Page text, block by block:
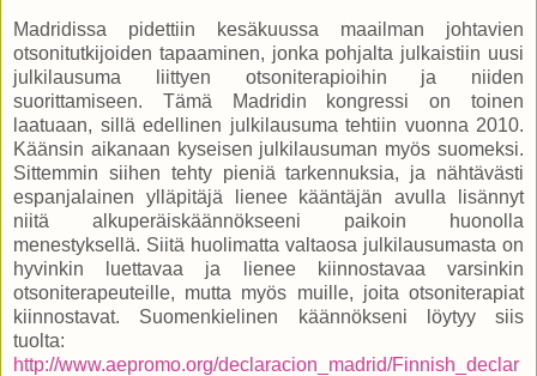
Madridissa pidettiin kesäkuussa maailman johtavien
otsonitutkijoiden tapaaminen, jonka pohjalta julkaistiin uusi
julkilausuma liittyen otsoniterapioihin ja niiden
suorittamiseen. Tämä Madridin kongressi on toinen
laatuaan, sillä edellinen julkilausuma tehtiin vuonna 2010.
Käänsin aikanaan kyseisen julkilausuman myös suomeksi.
Sittemmin siihen tehty pieniä tarkennuksia, ja nähtävästi
espanjalainen ylläpitäjä lienee kääntäjän avulla lisännyt
niitä alkuperäiskäännökseeni paikoin huonolla
menestyksellä. Siitä huolimatta valtaosa julkilausumasta on
hyvinkin luettavaa ja lienee kiinnostavaa varsinkin
otsoniterapeuteille, mutta myös muille, joita otsoniterapiat
kiinnostavat. Suomenkielinen käännökseni löytyy siis
tuolta:
http://www.aepromo.org/declaracion_madrid/Finnish_declar